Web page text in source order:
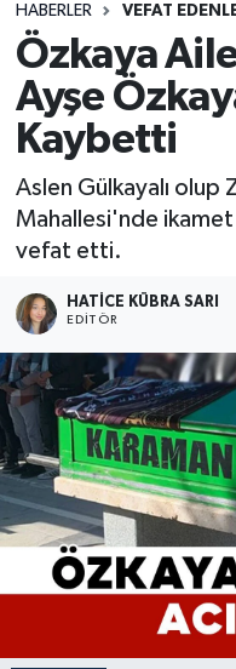
HABERLER VEFAT
Özkaya
Ayşe
Kaybetti
Aslen Gülkayalı olup
Mahallesi'nde
vefat etti.
HATICE KÜBRA SARI
EDITÖR
Ulusal Haberler
Vefat Edenler